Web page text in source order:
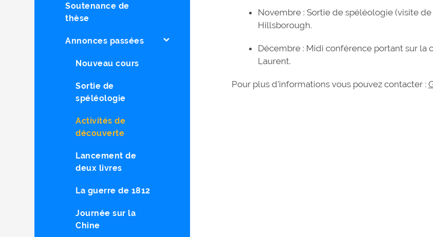
Soutenance de
thèse
Annonces passées
Nouveau cours
Sortie de
spéléologie
Activités de
découverte
Lancement de
deux livres
La guerre de 1812
Journée sur la
Chine
Novembre : Sortie de spéléologie (visite
Hillsborough.
Décembre : Midi conférence portant sur la
Laurent.
Pour plus d’informations vous pouvez contacter :